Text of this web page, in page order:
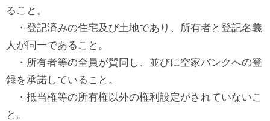
ること。
・登記済みの住宅及び土地であり、所有者と登記名義
人が同一であること。
・所有者等の全員が賛同し、並びに空家バンクへの登
録を承諾していること。
・抵当権等の所有権以外の権利設定がされていないこ
と。